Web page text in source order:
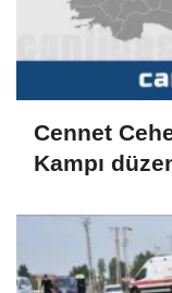
Cennet
Kampı